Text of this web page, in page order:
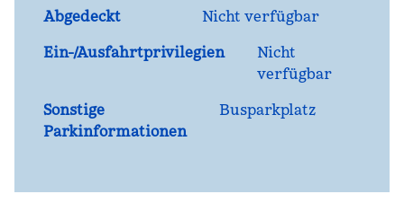
Abgedeckt
Nicht verfügbar
Ein-/Ausfahrtprivilegien
Nicht
verfügbar
Sonstige
Parkinformationen
Busparkplatz